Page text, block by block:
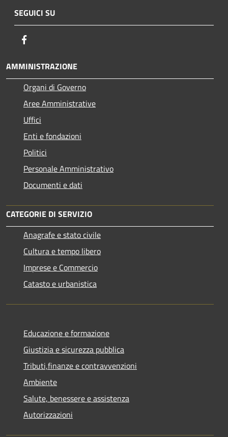
SEGUICI SU
AMMINISTRAZIONE
Organi di Governo
Aree Amministrative
Uffici
Enti e fondazioni
Politici
Personale Amministrativo
Documenti e dati
CATEGORIE DI SERVIZIO
Anagrafe e stato civile
Cultura e tempo libero
Imprese e Commercio
Catasto e urbanistica
Educazione e formazione
Giustizia e sicurezza pubblica
Tributi,finanze e contravvenzioni
Ambiente
Salute, benessere e assistenza
Autorizzazioni